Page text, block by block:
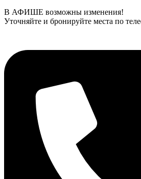
В АФИШЕ возможны изменения!
Уточняйте и бронируйте места по